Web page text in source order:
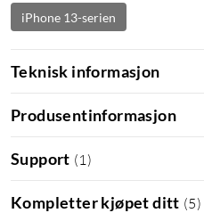
iPhone 13-serien
Teknisk informasjon
Produsentinformasjon
Support (1 )
Kompletter kjøpet ditt (5)